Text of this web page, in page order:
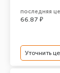
последняя
66.87 ₽
Уточнить